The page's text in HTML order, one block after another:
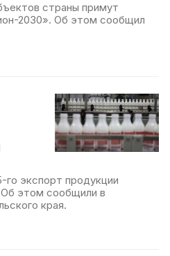
страны примут
2030». Об этом сообщил
го экспорт продукции
этом сообщили в
края.